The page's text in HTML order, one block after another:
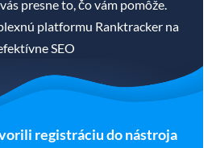
presne to, čo vám pomôže.
platformu Ranktracker na
SEO
registráciu do nástroja